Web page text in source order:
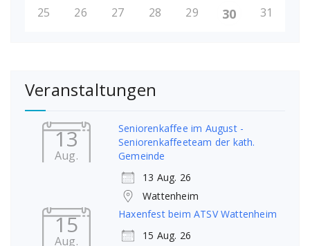
25 26 27 28 29 30 31
Veranstaltungen
13
Aug.
Seniorenkaffee im August -
Seniorenkaffeeteam der kath.
Gemeinde
13 Aug. 26
Wattenheim
15
Aug.
Haxenfest beim ATSV Wattenheim
15 Aug. 26